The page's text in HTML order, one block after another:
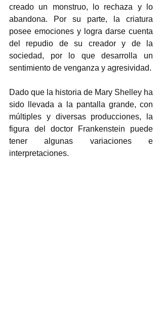
creado un monstruo, lo rechaza y lo
abandona. Por su parte, la criatura
posee emociones y logra darse cuenta
del repudio de su creador y de la
sociedad, por lo que desarrolla un
Dado que la historia de Mary Shelley ha
sido llevada a la pantalla grande, con
múltiples y diversas producciones, la
figura del doctor Frankenstein puede
tener algunas variaciones e
interpretaciones.